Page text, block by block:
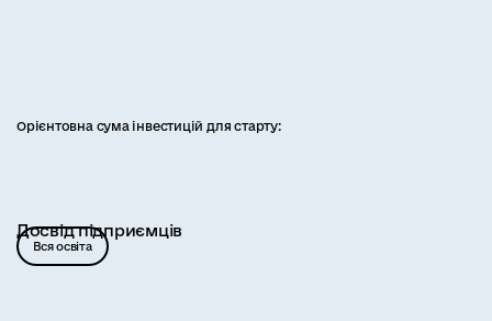
Орієнтовна сума інвестицій для старту:
Досвід підприємців
Вся освіта